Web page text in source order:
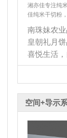
湘亦佳专注纯
佳纯米干切粉
南珠妹农
皇朝礼月
喜悦生活，
空间+导示